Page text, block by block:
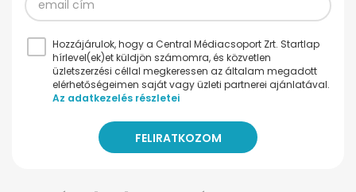
Hozzájárulok, hogy a Central Médiacsoport Zrt. Startlap
hírlevel(ek)et küldjön számomra, és közvetlen
üzletszerzési céllal megkeressen az általam megadott
elérhetőségeimen saját vagy üzleti partnerei ajánlatával.
Az adatkezelés részletei